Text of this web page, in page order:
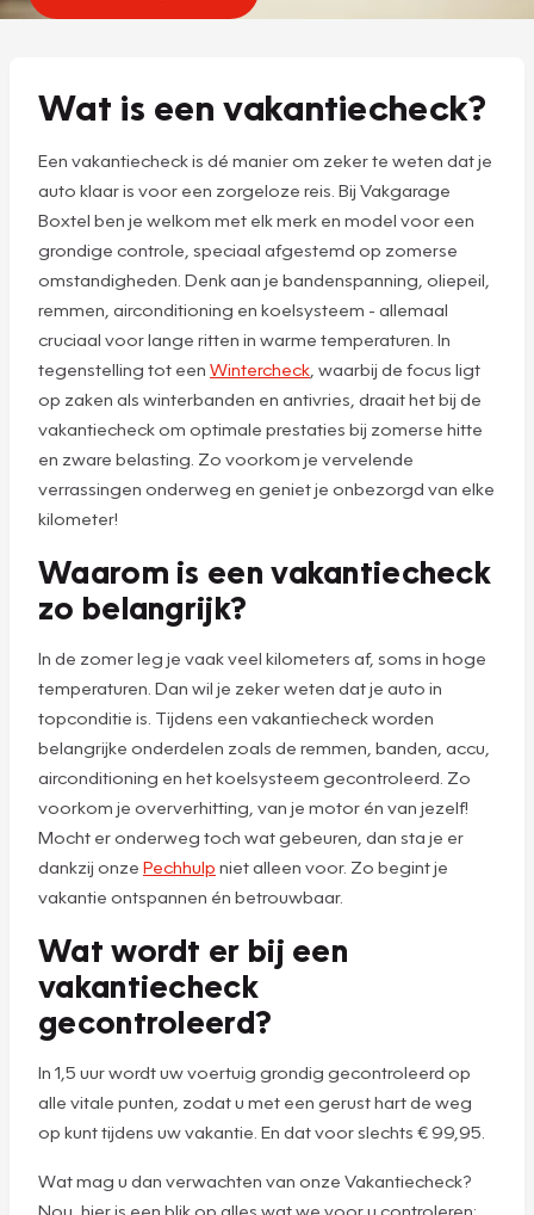
Wat is een vakantiecheck?
Een vakantiecheck is dé manier om zeker te weten dat je
auto klaar is voor een zorgeloze reis. Bij Vakgarage
Boxtel ben je welkom met elk merk en model voor een
grondige controle, speciaal afgestemd op zomerse
omstandigheden. Denk aan je bandenspanning, oliepeil,
remmen, airconditioning en koelsysteem - allemaal
cruciaal voor lange ritten in warme temperaturen. In
tegenstelling tot een Wintercheck , waarbij de focus ligt
op zaken als winterbanden en antivries, draait het bij de
vakantiecheck om optimale prestaties bij zomerse hitte
en zware belasting. Zo voorkom je vervelende
verrassingen onderweg en geniet je onbezorgd van elke
kilometer!
Waarom is een vakantiecheck
zo belangrijk?
In de zomer leg je vaak veel kilometers af, soms in hoge
temperaturen. Dan wil je zeker weten dat je auto in
topconditie is. Tijdens een vakantiecheck worden
belangrijke onderdelen zoals de remmen, banden, accu,
airconditioning en het koelsysteem gecontroleerd. Zo
voorkom je oververhitting, van je motor én van jezelf!
Mocht er onderweg toch wat gebeuren, dan sta je er
dankzij onze Pechhulp niet alleen voor. Zo begint je
vakantie ontspannen én betrouwbaar.
Wat wordt er bij een
vakantiecheck
gecontroleerd?
In 1,5 uur wordt uw voertuig grondig gecontroleerd op
alle vitale punten, zodat u met een gerust hart de weg
op kunt tijdens uw vakantie. En dat voor slechts € 99,95.
Wat mag u dan verwachten van onze Vakantiecheck?
Nou, hier is een blik op alles wat we voor u controleren: